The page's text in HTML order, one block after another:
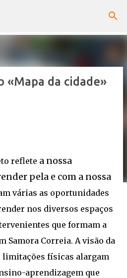
o conteúdo principal
«Mapa da cidade»
reflete a nossa
pela e com a nossa
várias as oportunidades
nos diversos espaços
que formam a
Samora Correia. A visão da
limitações físicas alargam
aprendizagem que